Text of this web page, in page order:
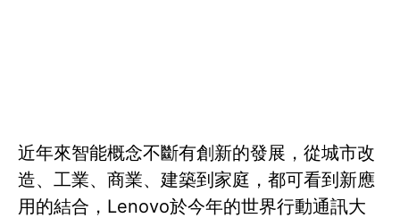
近年來智能概念不斷有創新的發展，從城市改
造、工業、商業、建築到家庭，都可看到新應
用的結合，Lenovo於今年的世界行動通訊大